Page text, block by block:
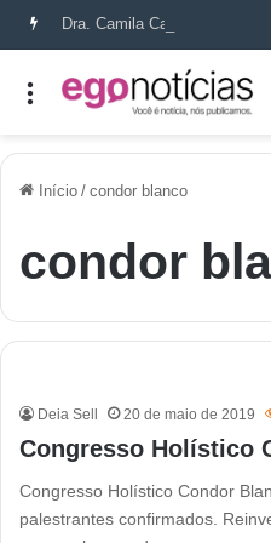
Início / condor blanco
condor
Deia Sell 20 de maio de 2019
Congresso Holístico
Congresso Holístico Condor
palestrantes confirmados.